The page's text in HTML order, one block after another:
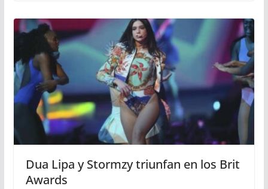
Dua Lipa y Stormzy triunfan en los Brit
Awards